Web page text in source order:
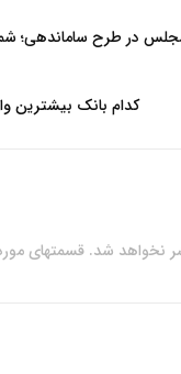
در طرح ساماندهی؛
کدام بانک بیشترین
نخواهد شد. قسمتهای